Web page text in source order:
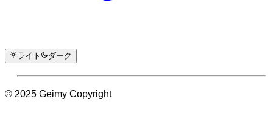
ライト ダーク
© 2025 Geimy Copyright